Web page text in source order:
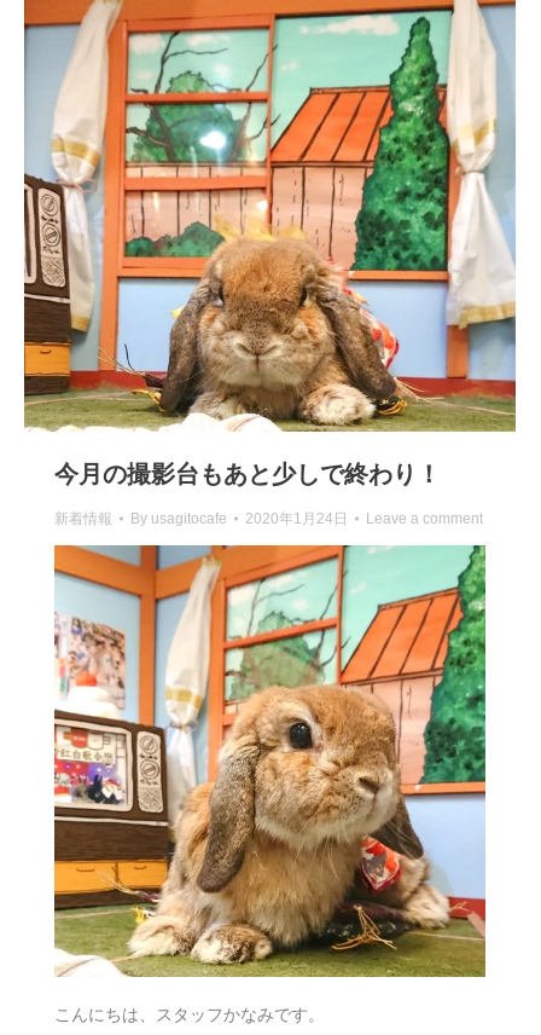
今月の撮影台もあと少しで終わり！
新着情報 By usagitocafe 2020年1月24日 Leave a comment
こんにちは、スタッフかなみです。